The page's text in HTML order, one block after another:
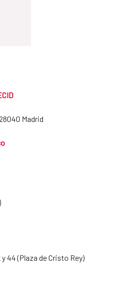
Madrid
y 44 (Plaza de Cristo Rey)